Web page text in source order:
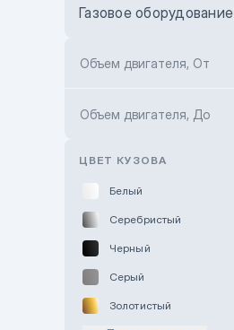
Toyota Kokshetau
Hyundai ShymCity
Газовое оборудование
Объем двигателя, От
Объем двигателя, До
ЦВЕТ КУЗОВА
Белый
Серебристый
Черный
Серый
Золотистый